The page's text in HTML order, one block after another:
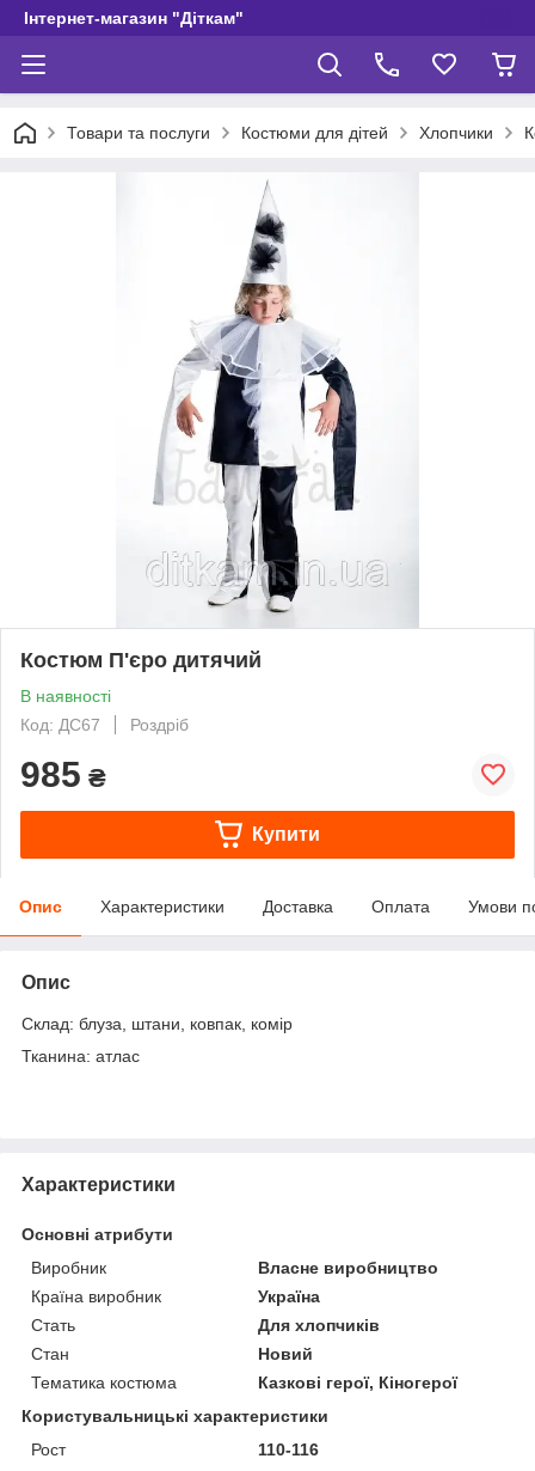
Інтернет-магазин "Діткам"
Товари та послуги Костюми для дітей Хлопчики
Костюм П'єро дитячий
В наявності
Код: ДС67
Роздріб
985 ₴
Купити
Опис Характеристики Доставка Оплата Умови
Опис
Склад: блуза, штани, ковпак, комір
Тканина: атлас
Характеристики
Основні атрибути
Виробник
Власне виробництво
Країна виробник
Україна
Стать
Для хлопчиків
Стан
Новий
Тематика костюма
Казкові герої, Кіногерої
Користувальницькі характеристики
Рост
110-116